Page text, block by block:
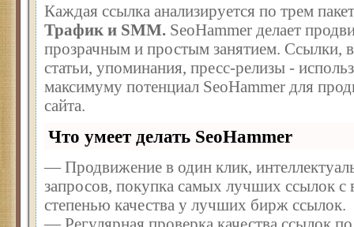
Каждая ссылка анализируется по трем
Трафик и SMM. SeoHammer делает
прозрачным и простым занятием. Ссылки,
статьи, упоминания, пресс-релизы -
максимуму потенциал SeoHammer для
сайта.
Что умеет делать SeoHammer
— Продвижение в один клик,
запросов, покупка самых лучших ссылок с
степенью качества у лучших бирж ссылок.